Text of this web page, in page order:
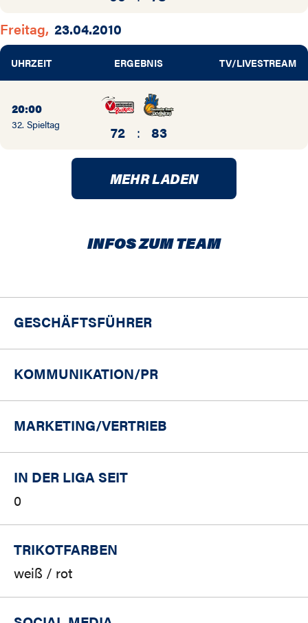
Freitag, 23.04.2010
UHRZEIT ERGEBNIS TV/LIVESTREAM
20:00
32. Spieltag 72 : 83
MEHR LADEN
INFOS ZUM TEAM
GESCHÄFTSFÜHRER
KOMMUNIKATION/PR
MARKETING/VERTRIEB
IN DER LIGA SEIT
0
TRIKOTFARBEN
weiß / rot